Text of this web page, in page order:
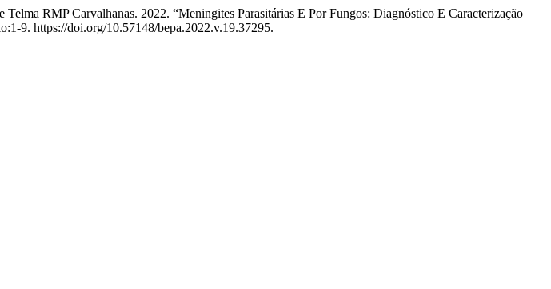
RMP Carvalhanas. 2022. “Meningites Parasitárias E Por Fungos: Diagnóstico E Caracterização
9. https://doi.org/10.57148/bepa.2022.v.19.37295.